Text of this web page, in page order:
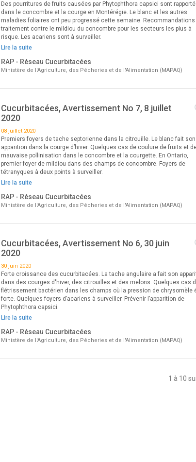
Des pourritures de fruits causées par Phytophthora capsici sont
dans le concombre et la courge en Montérégie. Le blanc et les autres
maladies foliaires ont peu progressé cette semaine. Recommandations
traitement contre le mildiou du concombre pour les secteurs les plus à
risque. Les acariens sont à surveiller.
Lire la suite
RAP - Réseau Cucurbitacées
Ministère de l'Agriculture, des Pêcheries et de l'Alimentation (MAPAQ)
Cucurbitacées, Avertissement No 7, 8 juillet
2020
08 juillet 2020
Premiers foyers de tache septorienne dans la citrouille. Le blanc fait son
apparition dans la courge d’hiver. Quelques cas de coulure de fruits et
mauvaise pollinisation dans le concombre et la courgette. En Ontario,
premier foyer de mildiou dans des champs de concombre. Foyers de
tétranyques à deux points à surveiller.
Lire la suite
RAP - Réseau Cucurbitacées
Ministère de l'Agriculture, des Pêcheries et de l'Alimentation (MAPAQ)
Cucurbitacées, Avertissement No 6, 30 juin
2020
30 juin 2020
Forte croissance des cucurbitacées. La tache angulaire a fait son
dans des courges d'hiver, des citrouilles et des melons. Quelques cas
flétrissement bactérien dans les champs où la pression de chrysomèle
forte. Quelques foyers d’acariens à surveiller. Prévenir l’apparition de
Phytophthora capsici.
Lire la suite
RAP - Réseau Cucurbitacées
Ministère de l'Agriculture, des Pêcheries et de l'Alimentation (MAPAQ)
1 à 10